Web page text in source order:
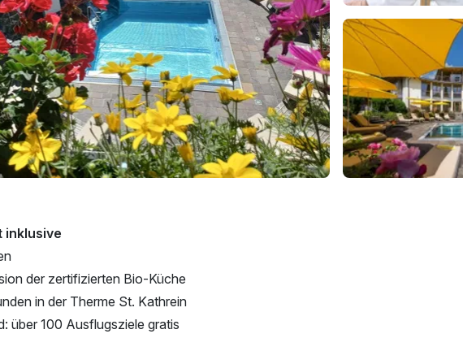
inklusive
der zertifizierten Bio-Küche
in der Therme St. Kathrein
über 100 Ausflugsziele gratis